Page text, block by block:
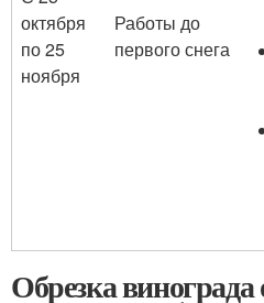
октября
по 25
ноября
Работы до
первого снега
Обрезка